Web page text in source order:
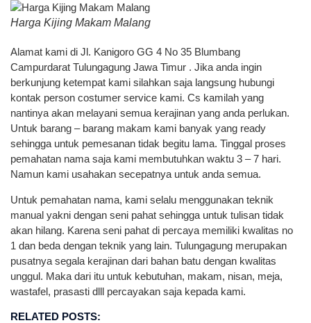
Harga Kijing Makam Malang
Alamat kami di Jl. Kanigoro GG 4 No 35 Blumbang
Campurdarat Tulungagung Jawa Timur . Jika anda ingin
berkunjung ketempat kami silahkan saja langsung hubungi
kontak person costumer service kami. Cs kamilah yang
nantinya akan melayani semua kerajinan yang anda perlukan.
Untuk barang – barang makam kami banyak yang ready
sehingga untuk pemesanan tidak begitu lama. Tinggal proses
pemahatan nama saja kami membutuhkan waktu 3 – 7 hari.
Namun kami usahakan secepatnya untuk anda semua.
Untuk pemahatan nama, kami selalu menggunakan teknik
manual yakni dengan seni pahat sehingga untuk tulisan tidak
akan hilang. Karena seni pahat di percaya memiliki kwalitas no
1 dan beda dengan teknik yang lain. Tulungagung merupakan
pusatnya segala kerajinan dari bahan batu dengan kwalitas
unggul. Maka dari itu untuk kebutuhan, makam, nisan, meja,
wastafel, prasasti dlll percayakan saja kepada kami.
RELATED POSTS: